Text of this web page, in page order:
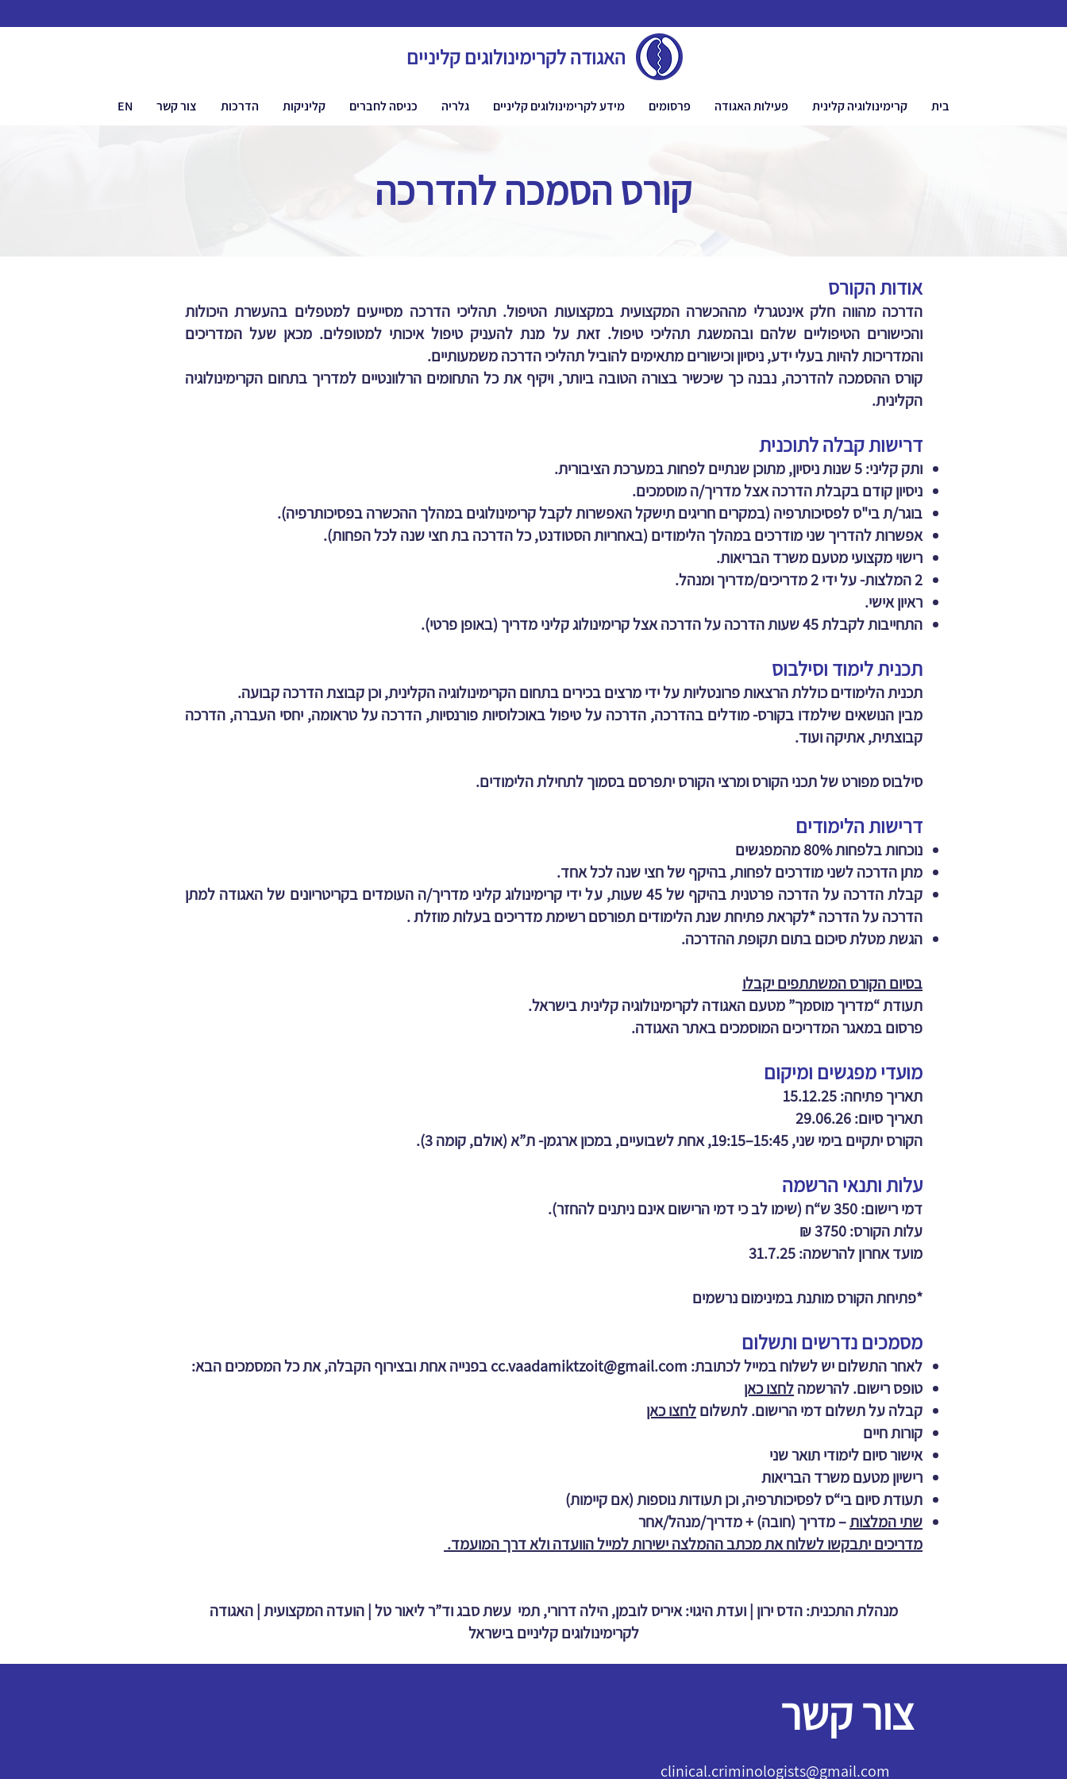
האגודה לקרימינולוגים קליניים
בית קרימינולוגיה קלינית פעילות האגודה פרסומים מידע לקרימינולוגים קליניים גלריה כניסה לחברים קליניקות הדרכות צור קשר EN
קורס הסמכה להדרכה
אודות הקורס
הדרכה מהווה חלק אינטגרלי מההכשרה המקצועית במקצועות הטיפול. תהליכי הדרכה מסייעים למטפלים בהעשרת היכולות
והכישורים הטיפוליים שלהם ובהמשגת תהליכי טיפול. זאת על מנת להעניק טיפול איכותי למטופלים. מכאן שעל המדריכים
והמדריכות להיות בעלי ידע, ניסיון וכישורים מתאימים להוביל תהליכי הדרכה משמעותיים.
קורס ההסמכה להדרכה, נבנה כך שיכשיר בצורה הטובה ביותר, ויקיף את כל התחומים הרלוונטיים למדריך בתחום הקרימינולוגיה
הקלינית.
דרישות קבלה לתוכנית
ותק קליני: 5 שנות ניסיון, מתוכן שנתיים לפחות במערכת הציבורית.
ניסיון קודם בקבלת הדרכה אצל מדריך/ה מוסמכים.
בוגר/ת בי"ס לפסיכותרפיה (במקרים חריגים תישקל האפשרות לקבל קרימינולוגים במהלך ההכשרה בפסיכותרפיה).
אפשרות להדריך שני מודרכים במהלך הלימודים (באחריות הסטודנט, כל הדרכה בת חצי שנה לכל הפחות).
רישוי מקצועי מטעם משרד הבריאות.
2 המלצות- על ידי 2 מדריכים/מדריך ומנהל.
ראיון אישי.
התחייבות לקבלת 45 שעות הדרכה על הדרכה אצל קרימינולוג קליני מדריך (באופן פרטי).
תכנית לימוד וסילבוס
תכנית הלימודים כוללת הרצאות פרונטליות על ידי מרצים בכירים בתחום הקרימינולוגיה הקלינית, וכן קבוצת הדרכה קבועה.
מבין הנושאים שילמדו בקורס- מודלים בהדרכה, הדרכה על טיפול באוכלוסיות פורנסיות, הדרכה על טראומה, יחסי העברה, הדרכה
קבוצתית, אתיקה ועוד.
סילבוס מפורט של תכני הקורס ומרצי הקורס יתפרסם בסמוך לתחילת הלימודים.
דרישות הלימודים
נוכחות בלפחות 80% מהמפגשים
מתן הדרכה לשני מודרכים לפחות, בהיקף של חצי שנה לכל אחד.
קבלת הדרכה על הדרכה פרטנית בהיקף של 45 שעות, על ידי קרימינולוג קליני מדריך/ה העומדים בקריטריונים של האגודה למתן
הדרכה על הדרכה *לקראת פתיחת שנת הלימודים תפורסם רשימת מדריכים בעלות מוזלת .
הגשת מטלת סיכום בתום תקופת ההדרכה.
בסיום הקורס המשתתפים יקבלו
תעודת “מדריך מוסמך” מטעם האגודה לקרימינולוגיה קלינית בישראל.
פרסום במאגר המדריכים המוסמכים באתר האגודה.
מועדי מפגשים ומיקום
תאריך פתיחה: 15.12.25
תאריך סיום: 29.06.26
הקורס יתקיים בימי שני, 15:45–19:15, אחת לשבועיים, במכון ארגמן- ת”א (אולם, קומה 3).
עלות ותנאי הרשמה
דמי רישום: 350 ש“ח (שימו לב כי דמי הרישום אינם ניתנים להחזר).
עלות הקורס: 3750 ₪
מועד אחרון להרשמה: 31.7.25
*פתיחת הקורס מותנת במינימום נרשמים
מסמכים נדרשים ותשלום
לאחר התשלום יש לשלוח במייל לכתובת: cc.vaadamiktzoit@gmail.comבפנייה אחת ובצירוף הקבלה, את כל המסמכים הבא:
טופס רישום. להרשמהלחצו כאן
קבלה על תשלום דמי הרישום. לתשלוםלחצו כאן
קורות חיים
אישור סיום לימודי תואר שני
רישיון מטעם משרד הבריאות
תעודת סיום בי“ס לפסיכותרפיה, וכן תעודות נוספות (אם קיימות)
שתי המלצות– מדריך (חובה) + מדריך/מנהל/אחר
מדריכים יתבקשו לשלוח את מכתב ההמלצה ישירות למייל הוועדה ולא דרך המועמד.
מנהלת התכנית: הדס ירון | ועדת היגוי: איריס לובמן, הילה דרורי, תמי עשת סבג וד”ר ליאור טל | הועדה המקצועית | האגודה
לקרימינולוגים קליניים בישראל
צור קשר
clinical.criminologists@gmail.com